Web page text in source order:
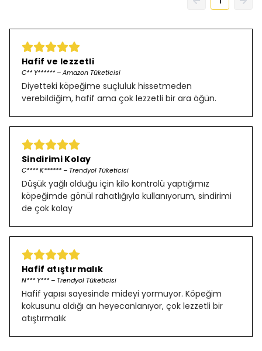
Hafif ve lezzetli
C** Y****** – Amazon Tüketicisi
Diyetteki köpeğime suçluluk hissetmeden
verebildiğim, hafif ama çok lezzetli bir ara öğün.
Sindirimi Kolay
C**** K****** – Trendyol Tüketicisi
Düşük yağlı olduğu için kilo kontrolü yaptığımız
köpeğimde gönül rahatlığıyla kullanıyorum, sindirimi
de çok kolay
Hafif atıştırmalık
N*** Y*** – Trendyol Tüketicisi
Hafif yapısı sayesinde mideyi yormuyor. Köpeğim
kokusunu aldığı an heyecanlanıyor, çok lezzetli bir
atıştırmalık